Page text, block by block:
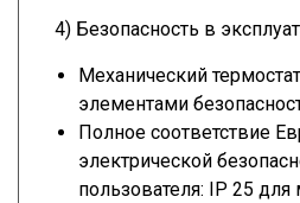
4) Безопасность в
Механический
элементами
Полное соответствие
электрической
пользователя: IP 25